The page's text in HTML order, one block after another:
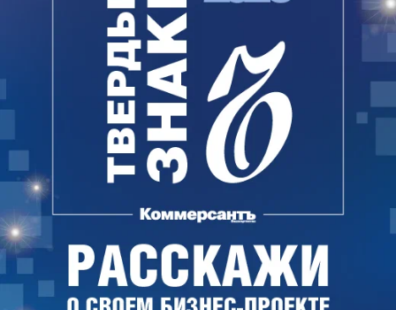
страдают от издевательств.
«Ъ-Уфа», в новом составе рабочая
группа по профилактике буллинга будет также
заниматься вопросами деструктивного поведения
учеников в целом.
Майя Иванова
Читайте нас вTelegram иВКонтакте
Поделиться
Читайте нас вMAX и вТелеграме